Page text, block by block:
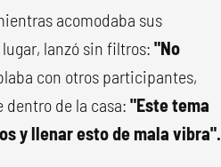
acomodaba sus
lanzó sin filtros: "No
con otros participantes,
dentro de la casa: "Este tema
y llenar esto de mala vibra".